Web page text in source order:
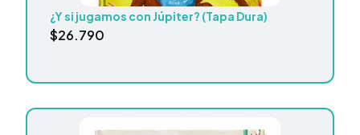
¿Y si jugamos con Júpiter? (Tapa Dura)
$26.790